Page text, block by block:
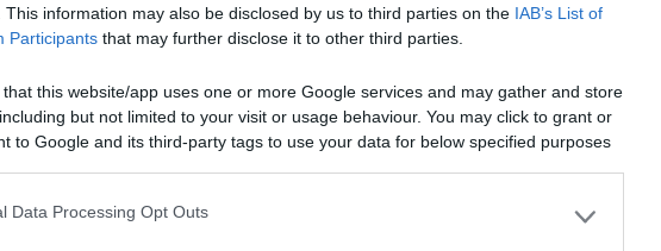
This information may also be disclosed by us to third parties on the IAB’s List of
Participants that may further disclose it to other third parties.
that this website/app uses one or more Google services and may gather and store
but not limited to your visit or usage behaviour. You may click to grant or
to Google and its third-party tags to use your data for below specified purposes
Data Processing Opt Outs
riscaldata) in Dolomiti, possibilmente non troppo distante dalla Valgardena (dove